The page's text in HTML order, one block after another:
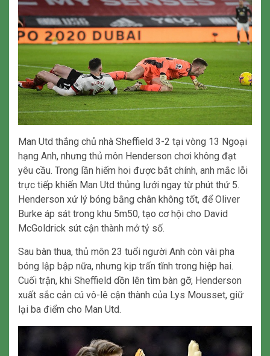
Man Utd thắng chủ nhà Sheffield 3-2 tại vòng 13 Ngoại
hạng Anh, nhưng thủ môn Henderson chơi không đạt
yêu cầu. Trong lần hiếm hoi được bắt chính, anh mắc lỗi
trực tiếp khiến Man Utd thủng lưới ngay từ phút thứ 5.
Henderson xử lý bóng bằng chân không tốt, để Oliver
Burke áp sát trong khu 5m50, tạo cơ hội cho David
McGoldrick sút cận thành mở tỷ số.
Sau bàn thua, thủ môn 23 tuổi người Anh còn vài pha
bóng lập bập nữa, nhưng kịp trấn tĩnh trong hiệp hai.
Cuối trận, khi Sheffield dồn lên tìm bàn gỡ, Henderson
xuất sắc cản cú vô-lê cận thành của Lys Mousset, giữ
lại ba điểm cho Man Utd.